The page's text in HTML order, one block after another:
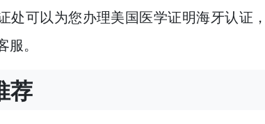
处可以为您办理美国医学证明海牙认证
。
荐